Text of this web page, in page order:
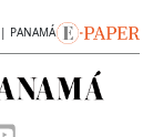
PANAMÁ